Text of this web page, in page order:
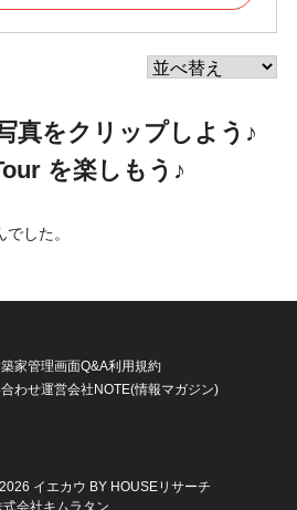
真をクリップしよう♪
を楽しもう♪
した。
家管理画面Q&A利用規約
わせ運営会社NOTE(情報マガジン)
イエカウ BY HOUSEリサーチ
式会社キムラタン